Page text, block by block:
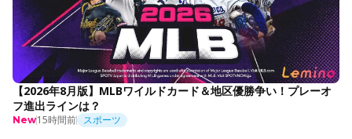
【2026年8月版】MLBワイルドカード＆地区優勝争い！プレーオ
フ進出ラインは？
New15時間前 スポーツ